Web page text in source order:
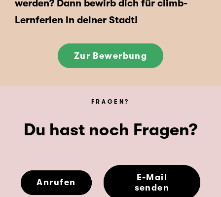
werden? Dann bewirb dich für climb-
Lernferien in deiner Stadt!
Zur Bewerbung
FRAGEN?
Du hast noch Fragen?
Anrufen
E-Mail
senden